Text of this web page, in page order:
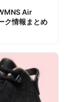
Air
ク情報まとめ